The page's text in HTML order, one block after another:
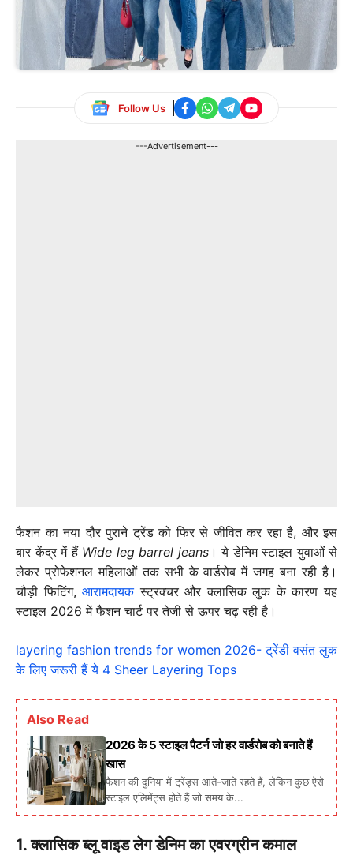
Follow Us
---Advertisement---
फैशन का नया दौर पुराने ट्रेंड को फिर से जीवित कर रहा है, और इस
बार केंद्र में हैं Wide leg barrel jeans। ये डेनिम स्टाइल युवाओं से
लेकर प्रोफेशनल महिलाओं तक सभी के वार्डरोब में जगह बना रही है।
चौड़ी फिटिंग,आरामदायकस्ट्रक्चर और क्लासिक लुक के कारण यह
स्टाइल 2026 में फैशन चार्ट पर तेजी से ऊपर चढ़ रही है।
layering fashion trends for women 2026- ट्रेंडी वसंत लुक
के लिए जरूरी हैं ये 4 Sheer Layering Tops
Also Read
2026 के 5 स्टाइल पैटर्न जो हर वार्डरोब को बनाते हैं
खास
फैशन की दुनिया में ट्रेंड्स आते-जाते रहते हैं, लेकिन कुछ ऐसे
स्टाइल एलिमेंट्स होते हैं जो समय के...
1. क्लासिक ब्लू वाइड लेग डेनिम का एवरग्रीन कमाल